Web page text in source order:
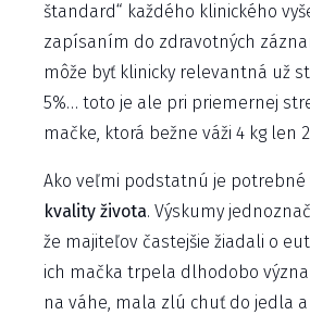
štandard“ každého klinického
zapísaním do zdravotných
môže byť klinicky relevantná už
5%… toto je ale pri priemernej
mačke, ktorá bežne váži 4 kg len
Ako veľmi podstatnú je potrebné
kvality života. Výskumy
že majiteľov častejšie žiadali o
ich mačka trpela dlhodobo
na váhe, mala zlú chuť do jedla